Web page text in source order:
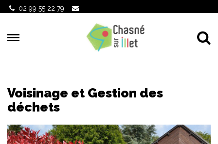
Gestion des traceurs
02 99 55 22 79
Voisinage et Gestion des
déchets